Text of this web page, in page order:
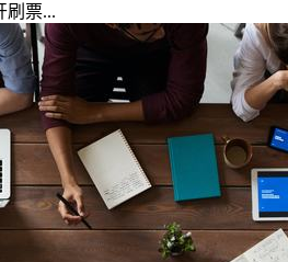
刷票...